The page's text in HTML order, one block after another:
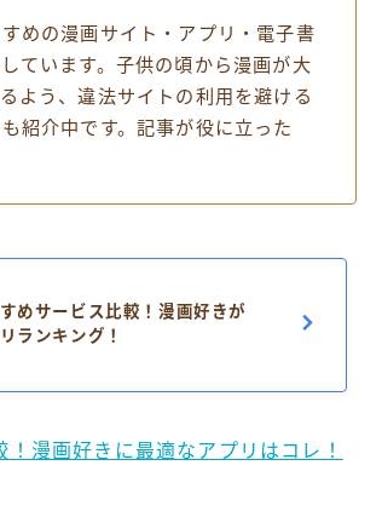
めの漫画サイト・アプリ・電子書
ています。子供の頃から漫画が大
よう、違法サイトの利用を避ける
紹介中です。記事が役に立った
めサービス比較！漫画好きが
ランキング！
漫画好きに最適なアプリはコレ！